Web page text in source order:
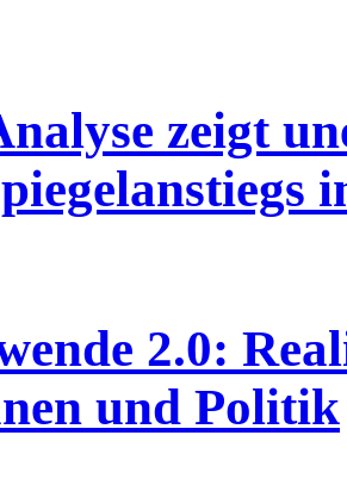
zeigt
2.0:
und Politik